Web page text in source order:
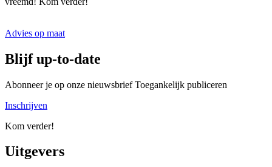
Advies op maat
Blijf up-to-date
Abonneer je op onze nieuwsbrief Toegankelijk publiceren
Inschrijven
Kom verder!
Uitgevers